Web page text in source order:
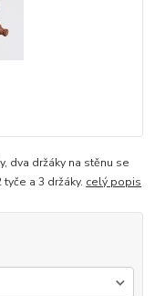
dva držáky na stěnu se
a 3 držáky. celý popis